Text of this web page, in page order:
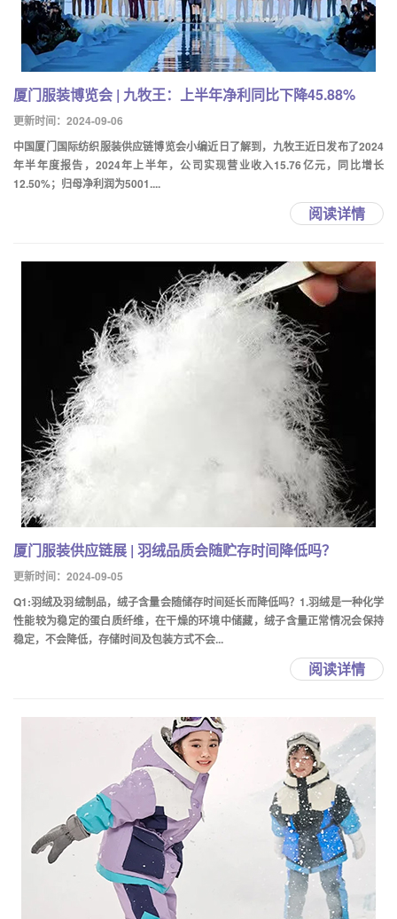
厦门服装博览会 | 九牧王：上半年净利同比下降45.88%
更新时间：2024-09-06
中国厦门国际纺织服装供应链博览会小编近日了解到，九牧王近日发布了2024
年半年度报告，2024年上半年，公司实现营业收入15.76亿元，同比增长
12.50%；归母净利润为5001....
阅读详情
厦门服装供应链展 | 羽绒品质会随贮存时间降低吗？
更新时间：2024-09-05
Q1:羽绒及羽绒制品，绒子含量会随储存时间延长而降低吗？1.羽绒是一种化学
性能较为稳定的蛋白质纤维，在干燥的环境中储藏，绒子含量正常情况会保持
稳定，不会降低，存储时间及包装方式不会...
阅读详情